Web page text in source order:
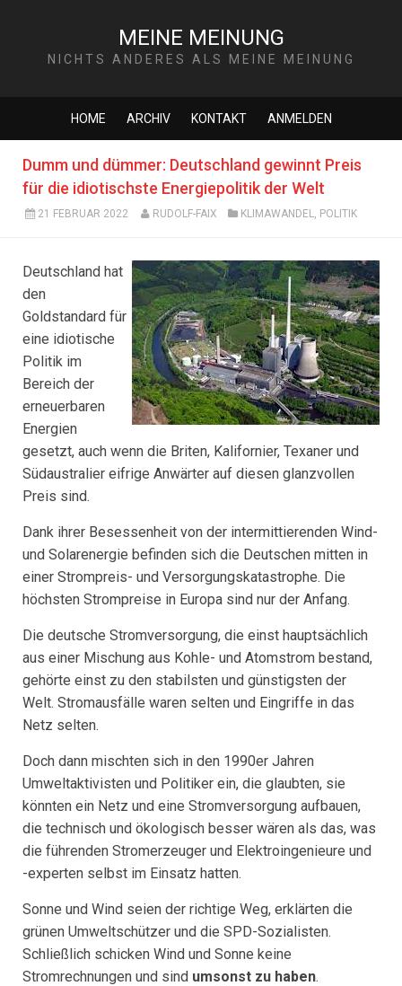
MEINE MEINUNG
NICHTS ANDERES ALS MEINE MEINUNG
HOME ARCHIV KONTAKT ANMELDEN
Dumm und dümmer: Deutschland gewinnt Preis
für die idiotischste Energiepolitik der Welt
21 FEBRUAR 2022 RUDOLF-FAIX KLIMAWANDEL, POLITIK
Deutschland hat
den
Goldstandard für
eine idiotische
Politik im
Bereich der
erneuerbaren
Energien
gesetzt, auch wenn die Briten, Kalifornier, Texaner und
Südaustralier eifrige Anwärter auf diesen glanzvollen
Preis sind.
Dank ihrer Besessenheit von der intermittierenden Wind-
und Solarenergie befinden sich die Deutschen mitten in
einer Strompreis- und Versorgungskatastrophe. Die
höchsten Strompreise in Europa sind nur der Anfang.
Die deutsche Stromversorgung, die einst hauptsächlich
aus einer Mischung aus Kohle- und Atomstrom bestand,
gehörte einst zu den stabilsten und günstigsten der
Welt. Stromausfälle waren selten und Eingriffe in das
Netz selten.
Doch dann mischten sich in den 1990er Jahren
Umweltaktivisten und Politiker ein, die glaubten, sie
könnten ein Netz und eine Stromversorgung aufbauen,
die technisch und ökologisch besser wären als das, was
die führenden Stromerzeuger und Elektroingenieure und
-experten selbst im Einsatz hatten.
Sonne und Wind seien der richtige Weg, erklärten die
grünen Umweltschützer und die SPD-Sozialisten.
Schließlich schicken Wind und Sonne keine
Stromrechnungen und sind umsonst zu haben.